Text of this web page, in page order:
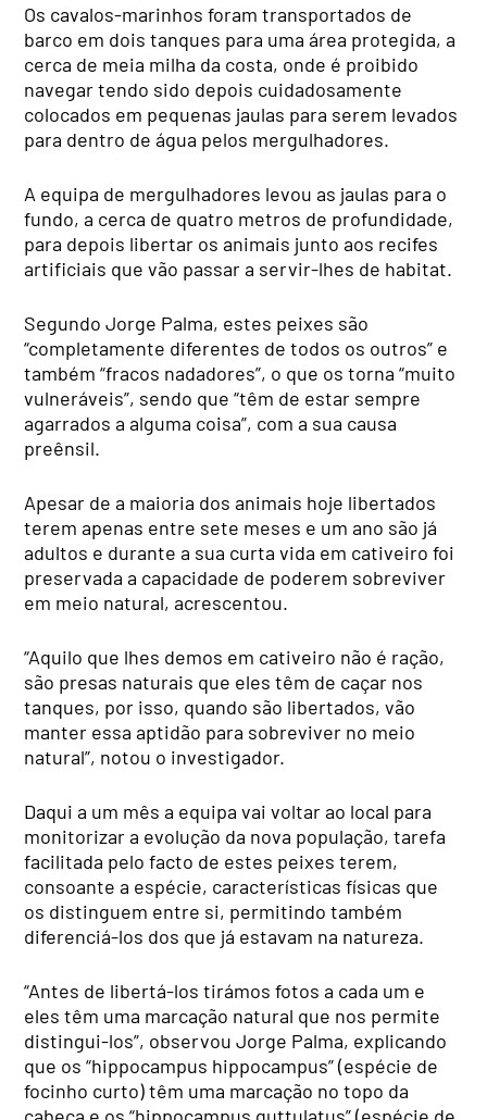
Os cavalos-marinhos foram transportados de
barco em dois tanques para uma área protegida, a
cerca de meia milha da costa, onde é proibido
navegar tendo sido depois cuidadosamente
colocados em pequenas jaulas para serem levados
para dentro de água pelos mergulhadores.
A equipa de mergulhadores levou as jaulas para o
fundo, a cerca de quatro metros de profundidade,
para depois libertar os animais junto aos recifes
artificiais que vão passar a servir-lhes de habitat.
Segundo Jorge Palma, estes peixes são
“completamente diferentes de todos os outros” e
também “fracos nadadores”, o que os torna “muito
vulneráveis”, sendo que “têm de estar sempre
agarrados a alguma coisa”, com a sua causa
preênsil.
Apesar de a maioria dos animais hoje libertados
terem apenas entre sete meses e um ano são já
adultos e durante a sua curta vida em cativeiro foi
preservada a capacidade de poderem sobreviver
em meio natural, acrescentou.
“Aquilo que lhes demos em cativeiro não é ração,
são presas naturais que eles têm de caçar nos
tanques, por isso, quando são libertados, vão
manter essa aptidão para sobreviver no meio
natural”, notou o investigador.
Daqui a um mês a equipa vai voltar ao local para
monitorizar a evolução da nova população, tarefa
facilitada pelo facto de estes peixes terem,
consoante a espécie, características físicas que
os distinguem entre si, permitindo também
diferenciá-los dos que já estavam na natureza.
“Antes de libertá-los tirámos fotos a cada um e
eles têm uma marcação natural que nos permite
distingui-los”, observou Jorge Palma, explicando
que os “hippocampus hippocampus” (espécie de
focinho curto) têm uma marcação no topo da